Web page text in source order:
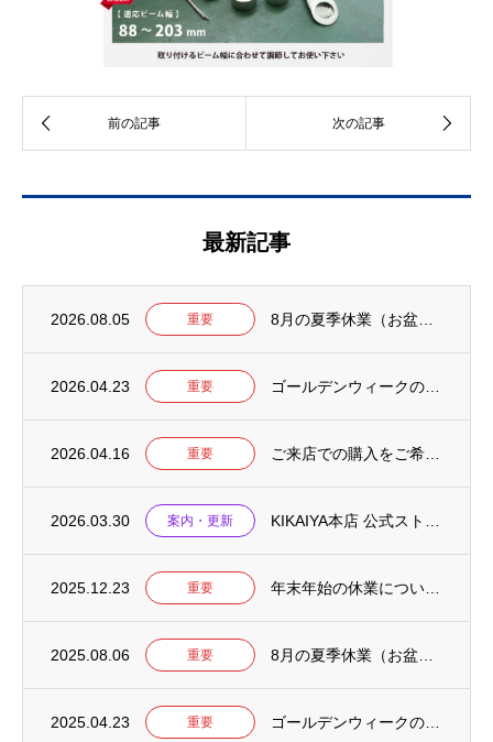
最新記事
2026.08.05 重要
2026.04.23 重要
2026.04.16 重要
2026.03.30 案内・更新
2025.12.23 重要
2025.08.06 重要
2025.04.23 重要